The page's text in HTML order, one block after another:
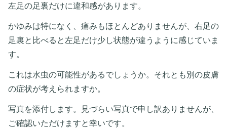
左足の足裏だけに違和感があります。
かゆみは特になく、痛みもほとんどありませんが、右足の
足裏と比べると左足だけ少し状態が違うように感じていま
す。
これは水虫の可能性があるでしょうか。それとも別の皮膚
の症状が考えられますか。
写真を添付します。見づらい写真で申し訳ありませんが、
ご確認いただけますと幸いです。